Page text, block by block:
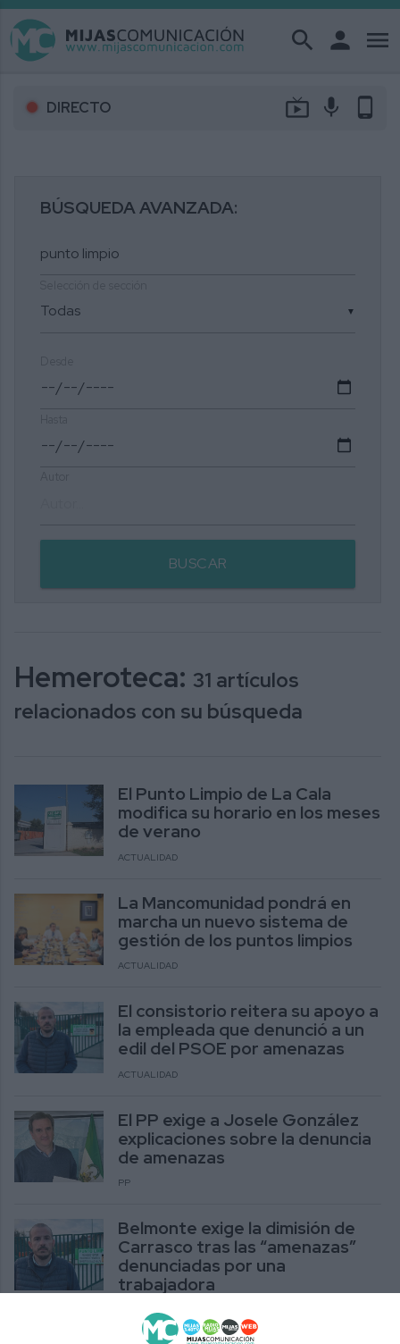
search person menu
DIRECTO live_tv mic phone_android
BÚSQUEDA AVANZADA:
▼
BUSCAR
Hemeroteca: 31 artículos
relacionados con su búsqueda
El Punto Limpio de La Cala
modifica su horario en los meses
de verano
ACTUALIDAD
La Mancomunidad pondrá en
marcha un nuevo sistema de
gestión de los puntos limpios
ACTUALIDAD
El consistorio reitera su apoyo a
la empleada que denunció a un
edil del PSOE por amenazas
ACTUALIDAD
El PP exige a Josele González
explicaciones sobre la denuncia
de amenazas
PP
Belmonte exige la dimisión de
Carrasco tras las “amenazas”
denunciadas por una
trabajadora
ACTUALIDAD